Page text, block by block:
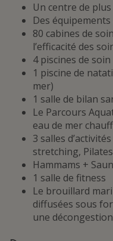
Un centre de plus
Des
80 cabines de
l’efficacité des
4 piscines de soin
1 piscine de
mer)
1 salle de bilan
Le Parcours
eau de mer
3 salles
stretching,
Hammams +
1 salle de fitness
Le brouillard
diffusées sous
une